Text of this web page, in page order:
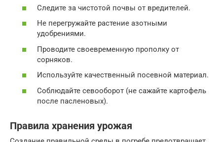
Следите за чистотой почвы от вредителей.
Не перегружайте растение азотными
удобрениями.
Проводите своевременную прополку от
сорняков.
Используйте качественный посевной материал.
Соблюдайте севооборот (не сажайте картофель
после пасленовых).
Правила хранения урожая